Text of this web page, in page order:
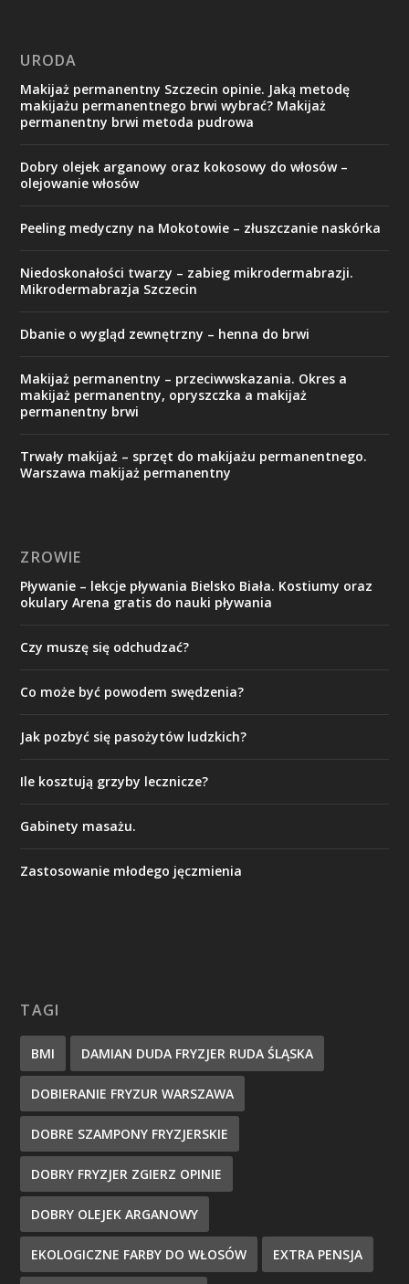
URODA
Makijaż permanentny Szczecin opinie. Jaką metodę
makijażu permanentnego brwi wybrać? Makijaż
permanentny brwi metoda pudrowa
Dobry olejek arganowy oraz kokosowy do włosów –
olejowanie włosów
Peeling medyczny na Mokotowie – złuszczanie naskórka
Niedoskonałości twarzy – zabieg mikrodermabrazji.
Mikrodermabrazja Szczecin
Dbanie o wygląd zewnętrzny – henna do brwi
Makijaż permanentny – przeciwwskazania. Okres a
makijaż permanentny, opryszczka a makijaż
permanentny brwi
Trwały makijaż – sprzęt do makijażu permanentnego.
Warszawa makijaż permanentny
ZROWIE
Pływanie – lekcje pływania Bielsko Biała. Kostiumy oraz
okulary Arena gratis do nauki pływania
Czy muszę się odchudzać?
Co może być powodem swędzenia?
Jak pozbyć się pasożytów ludzkich?
Ile kosztują grzyby lecznicze?
Gabinety masażu.
Zastosowanie młodego jęczmienia
TAGI
BMI DAMIAN DUDA FRYZJER RUDA ŚLĄSKA
DOBIERANIE FRYZUR WARSZAWA
DOBRE SZAMPONY FRYZJERSKIE
DOBRY FRYZJER ZGIERZ OPINIE
DOBRY OLEJEK ARGANOWY
EKOLOGICZNE FARBY DO WŁOSÓW EXTRA PENSJA